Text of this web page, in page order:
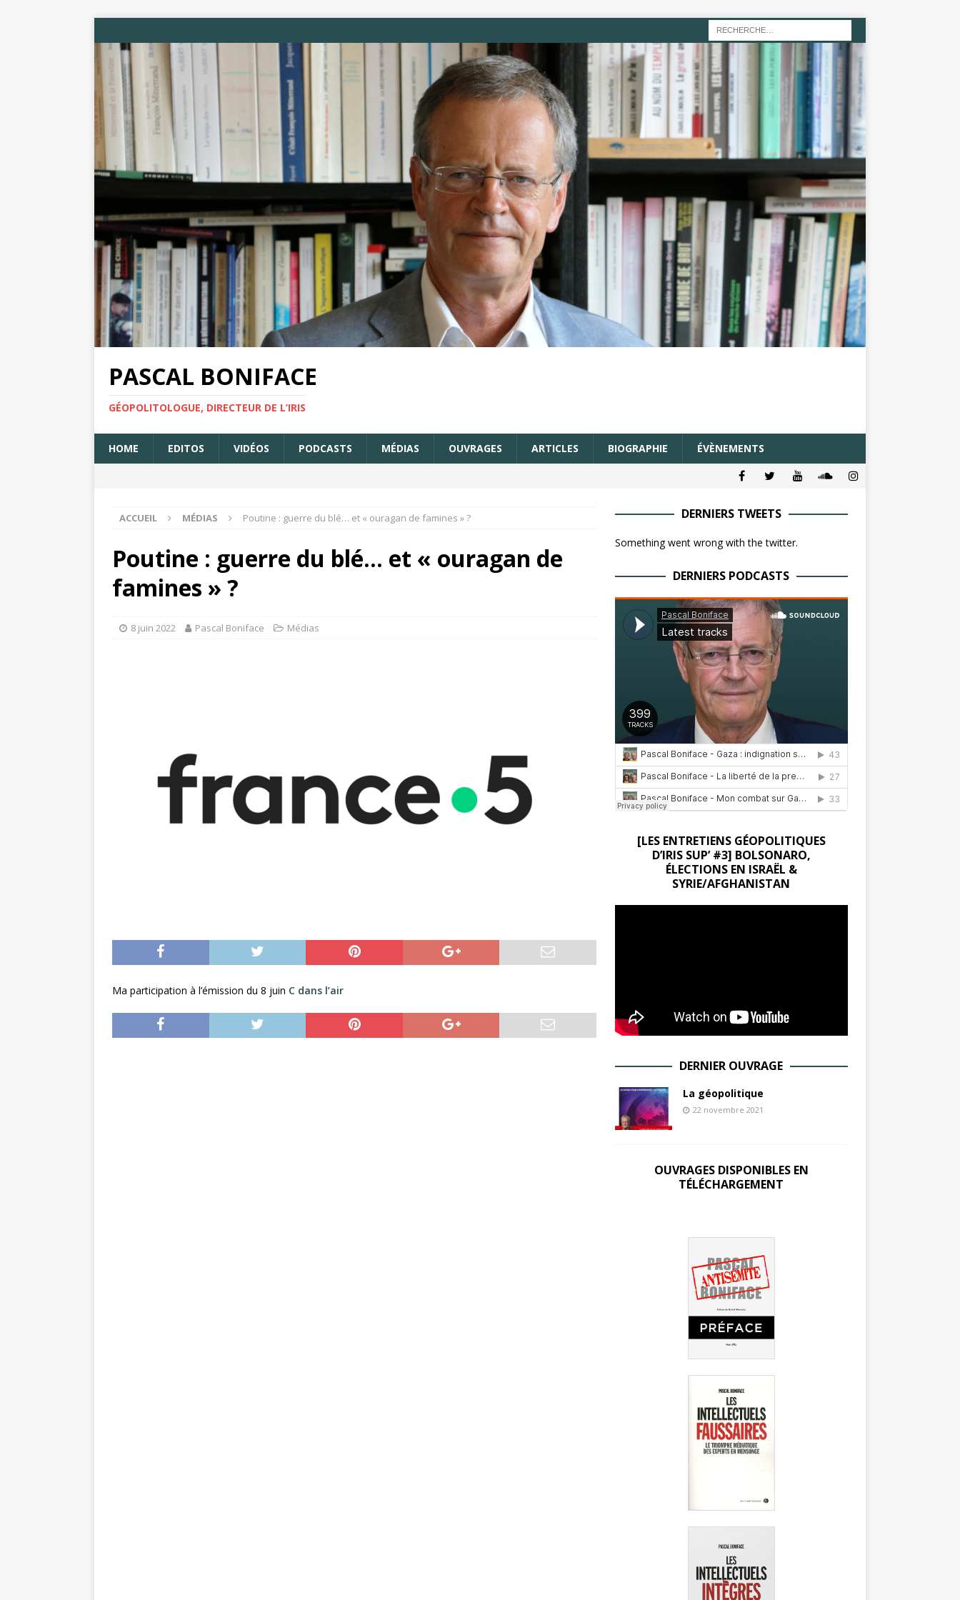
PASCAL BONIFACE
GÉOPOLITOLOGUE, DIRECTEUR DE L’IRIS
HOME EDITOS VIDÉOS PODCASTS MÉDIAS OUVRAGES ARTICLES BIOGRAPHIE ÉVÈNEMENTS
ACCUEIL MÉDIAS Poutine : guerre du blé… et « ouragan de famines » ?
Poutine : guerre du blé… et « ouragan de
famines » ?
8 juin 2022 Pascal Boniface Médias
Ma participation à l’émission du 8 juin C dans l’air
DERNIERS TWEETS
Something went wrong with the twitter.
DERNIERS PODCASTS
[LES ENTRETIENS GÉOPOLITIQUES
D’IRIS SUP’ #3] BOLSONARO,
ÉLECTIONS EN ISRAËL &
SYRIE/AFGHANISTAN
DERNIER OUVRAGE
La géopolitique
22 novembre 2021
OUVRAGES DISPONIBLES EN
TÉLÉCHARGEMENT